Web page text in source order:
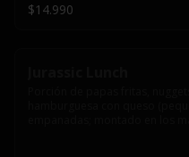
$14.990